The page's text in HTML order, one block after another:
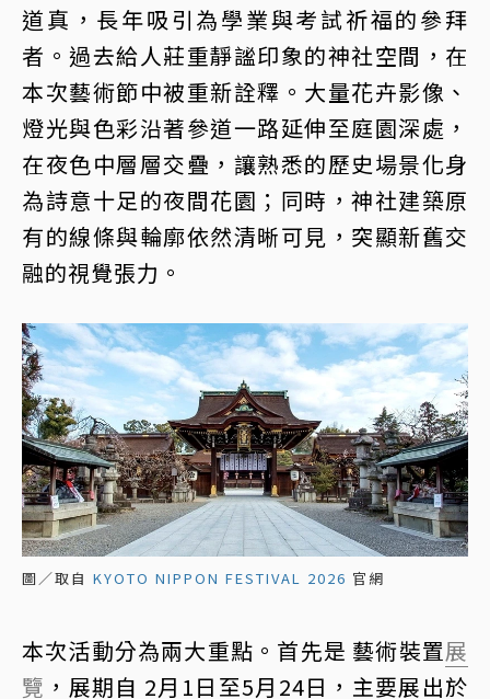
道真，長年吸引為學業與考試祈福的參拜
者。過去給人莊重靜謐印象的神社空間，在
本次藝術節中被重新詮釋。大量花卉影像、
燈光與色彩沿著參道一路延伸至庭園深處，
在夜色中層層交疊，讓熟悉的歷史場景化身
為詩意十足的夜間花園；同時，神社建築原
有的線條與輪廓依然清晰可見，突顯新舊交
融的視覺張力。
圖／取自 KYOTO NIPPON FESTIVAL 2026 官網
本次活動分為兩大重點。首先是 藝術裝置展
覽 ，展期自 2月1日至5月24日，主要展出於